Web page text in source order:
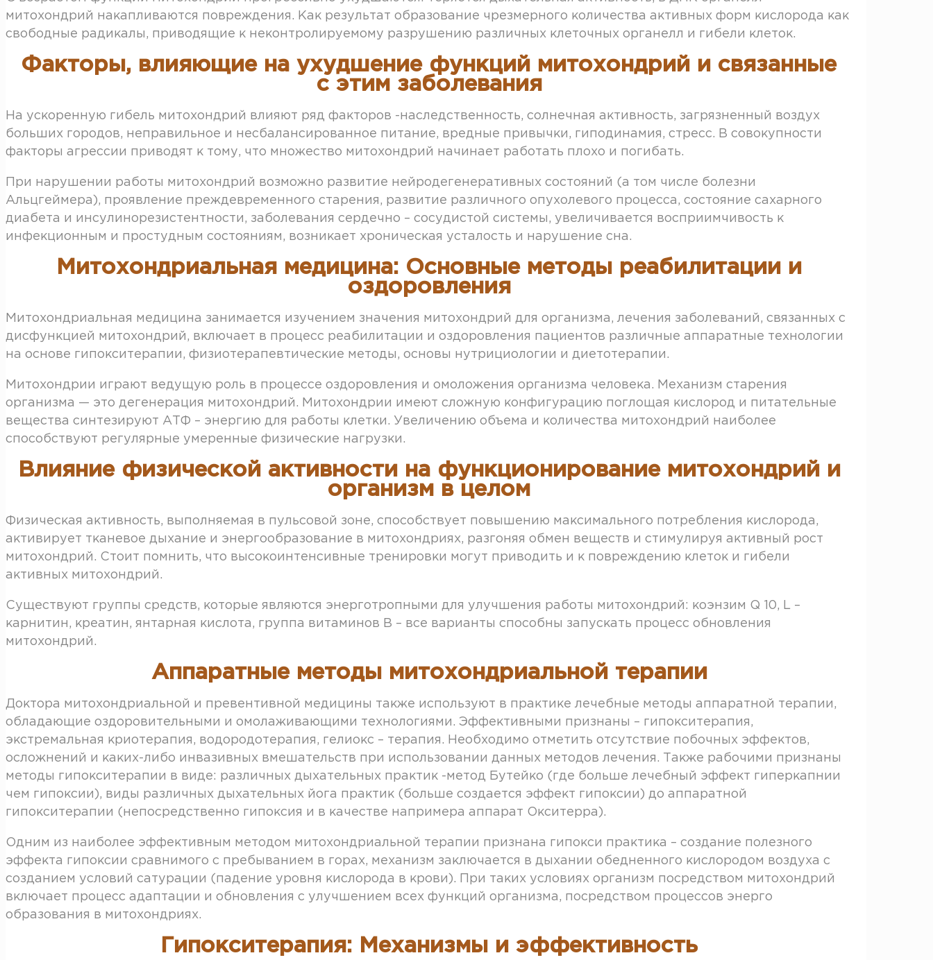
митохондрий накапливаются повреждения. Как результат образование чрезмерного количества активных форм кислорода как
свободные радикалы, приводящие к неконтролируемому разрушению различных клеточных органелл и гибели клеток.
Факторы, влияющие на ухудшение функций митохондрий и связанные
с этим заболевания
На ускоренную гибель митохондрий влияют ряд факторов -наследственность, солнечная активность, загрязненный воздух
больших городов, неправильное и несбалансированное питание, вредные привычки, гиподинамия, стресс. В совокупности
факторы агрессии приводят к тому, что множество митохондрий начинает работать плохо и погибать.
При нарушении работы митохондрий возможно развитие нейродегенеративных состояний (а том числе болезни
Альцгеймера), проявление преждевременного старения, развитие различного опухолевого процесса, состояние сахарного
диабета и инсулинорезистентности, заболевания сердечно – сосудистой системы, увеличивается восприимчивость к
инфекционным и простудным состояниям, возникает хроническая усталость и нарушение сна.
Митохондриальная медицина: Основные методы реабилитации и
оздоровления
Митохондриальная медицина занимается изучением значения митохондрий для организма, лечения заболеваний, связанных с
дисфункцией митохондрий, включает в процесс реабилитации и оздоровления пациентов различные аппаратные технологии
на основе гипокситерапии, физиотерапевтические методы, основы нутрициологии и диетотерапии.
Митохондрии играют ведущую роль в процессе оздоровления и омоложения организма человека. Механизм старения
организма — это дегенерация митохондрий. Митохондрии имеют сложную конфигурацию поглощая кислород и питательные
вещества синтезируют АТФ – энергию для работы клетки. Увеличению объема и количества митохондрий наиболее
способствуют регулярные умеренные физические нагрузки.
Влияние физической активности на функционирование митохондрий и
организм в целом
Физическая активность, выполняемая в пульсовой зоне, способствует повышению максимального потребления кислорода,
активирует тканевое дыхание и энергообразование в митохондриях, разгоняя обмен веществ и стимулируя активный рост
митохондрий. Стоит помнить, что высокоинтенсивные тренировки могут приводить и к повреждению клеток и гибели
активных митохондрий.
Существуют группы средств, которые являются энерготропными для улучшения работы митохондрий: коэнзим Q 10, L –
карнитин, креатин, янтарная кислота, группа витаминов В – все варианты способны запускать процесс обновления
митохондрий.
Аппаратные методы митохондриальной терапии
Доктора митохондриальной и превентивной медицины также используют в практике лечебные методы аппаратной терапии,
обладающие оздоровительными и омолаживающими технологиями. Эффективными признаны – гипокситерапия,
экстремальная криотерапия, водородотерапия, гелиокс – терапия. Необходимо отметить отсутствие побочных эффектов,
осложнений и каких-либо инвазивных вмешательств при использовании данных методов лечения. Также рабочими признаны
методы гипокситерапии в виде: различных дыхательных практик -метод Бутейко (где больше лечебный эффект гиперкапнии
чем гипоксии), виды различных дыхательных йога практик (больше создается эффект гипоксии) до аппаратной
гипокситерапии (непосредственно гипоксия и в качестве напримера аппарат Окситерра).
Одним из наиболее эффективным методом митохондриальной терапии признана гипокси практика – создание полезного
эффекта гипоксии сравнимого с пребыванием в горах, механизм заключается в дыхании обедненного кислородом воздуха с
созданием условий сатурации (падение уровня кислорода в крови). При таких условиях организм посредством митохондрий
включает процесс адаптации и обновления с улучшением всех функций организма, посредством процессов энерго
образования в митохондриях.
Гипокситерапия: Механизмы и эффективность